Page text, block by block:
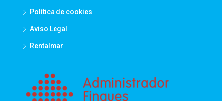
Política de cookies
Aviso Legal
Rentalmar